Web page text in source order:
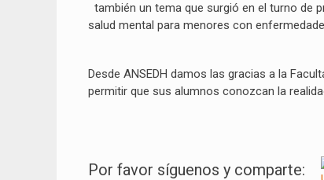
también un tema que surgió en el turno de
salud mental para menores con
Desde ANSEDH damos las gracias a la
permitir que sus alumnos conozcan la
Por favor síguenos y comparte: